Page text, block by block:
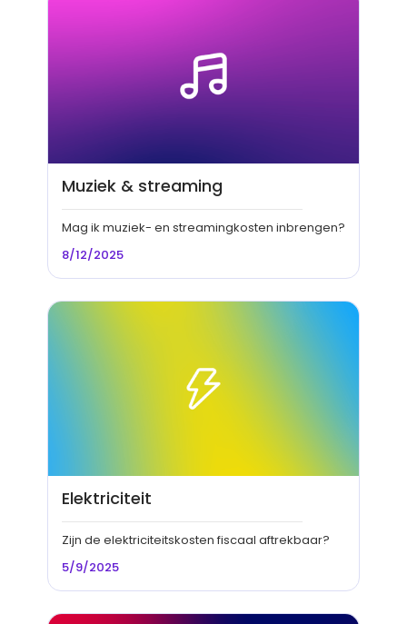
Muziek & streaming
Mag ik muziek- en streamingkosten inbrengen?
8/12/2025
Elektriciteit
Zijn de elektriciteitskosten fiscaal aftrekbaar?
5/9/2025